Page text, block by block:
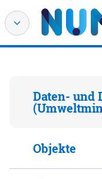
Daten- und
Objekte